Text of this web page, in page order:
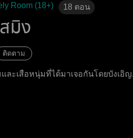
Room (18+) 18 ตอน
มิง
ติดตาม
และเสือหนุ่มที่ได้มาเจอกันโดยบังเอิ